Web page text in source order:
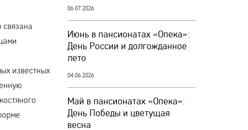
известных
06.07.2026
Июнь в пансионатах «Опека»:
День России и долгожданное
лето
04.06.2026
Май в пансионатах «Опека»:
День Победы и цветущая
весна